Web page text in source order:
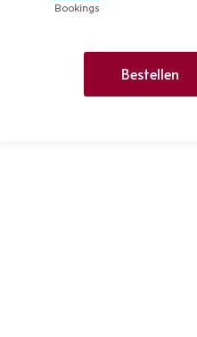
Bestellen